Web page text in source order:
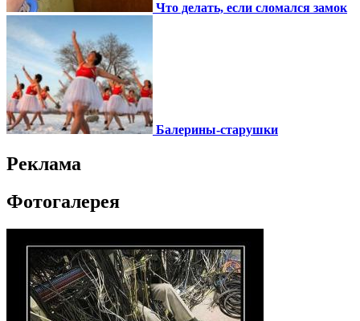
Что делать, если сломался замок
Балерины-старушки
Реклама
Фотогалерея